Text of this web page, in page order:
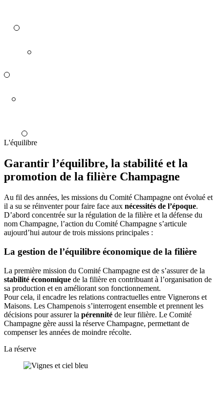
L'équilibre
Garantir l’équilibre, la stabilité et la
promotion de la filière Champagne
Au fil des années, les missions du Comité Champagne ont évolué et
il a su se réinventer pour faire face aux nécessités de l’époque.
D’abord concentrée sur la régulation de la filière et la défense du
nom Champagne, l’action du Comité Champagne s’articule
aujourd’hui autour de trois missions principales :
La gestion de l’équilibre économique de la filière
La première mission du Comité Champagne est de s’assurer de la
stabilité économique de la filière en contribuant à l’organisation de
sa production et en améliorant son fonctionnement.
Pour cela, il encadre les relations contractuelles entre Vignerons et
Maisons. Les Champenois s’interrogent ensemble et prennent les
décisions pour assurer la pérennité de leur filière. Le Comité
Champagne gère aussi la réserve Champagne, permettant de
compenser les années de moindre récolte.
La réserve